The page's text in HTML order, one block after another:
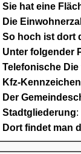
Sie hat eine
Die
So hoch ist dort
Unter folgender
Telefonische
Kfz-
Der
Stadtgliederung:
Dort findet man